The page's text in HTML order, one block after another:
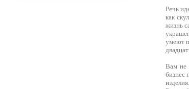
Речь
как
жизнь
умеют
Вам не
бизнес